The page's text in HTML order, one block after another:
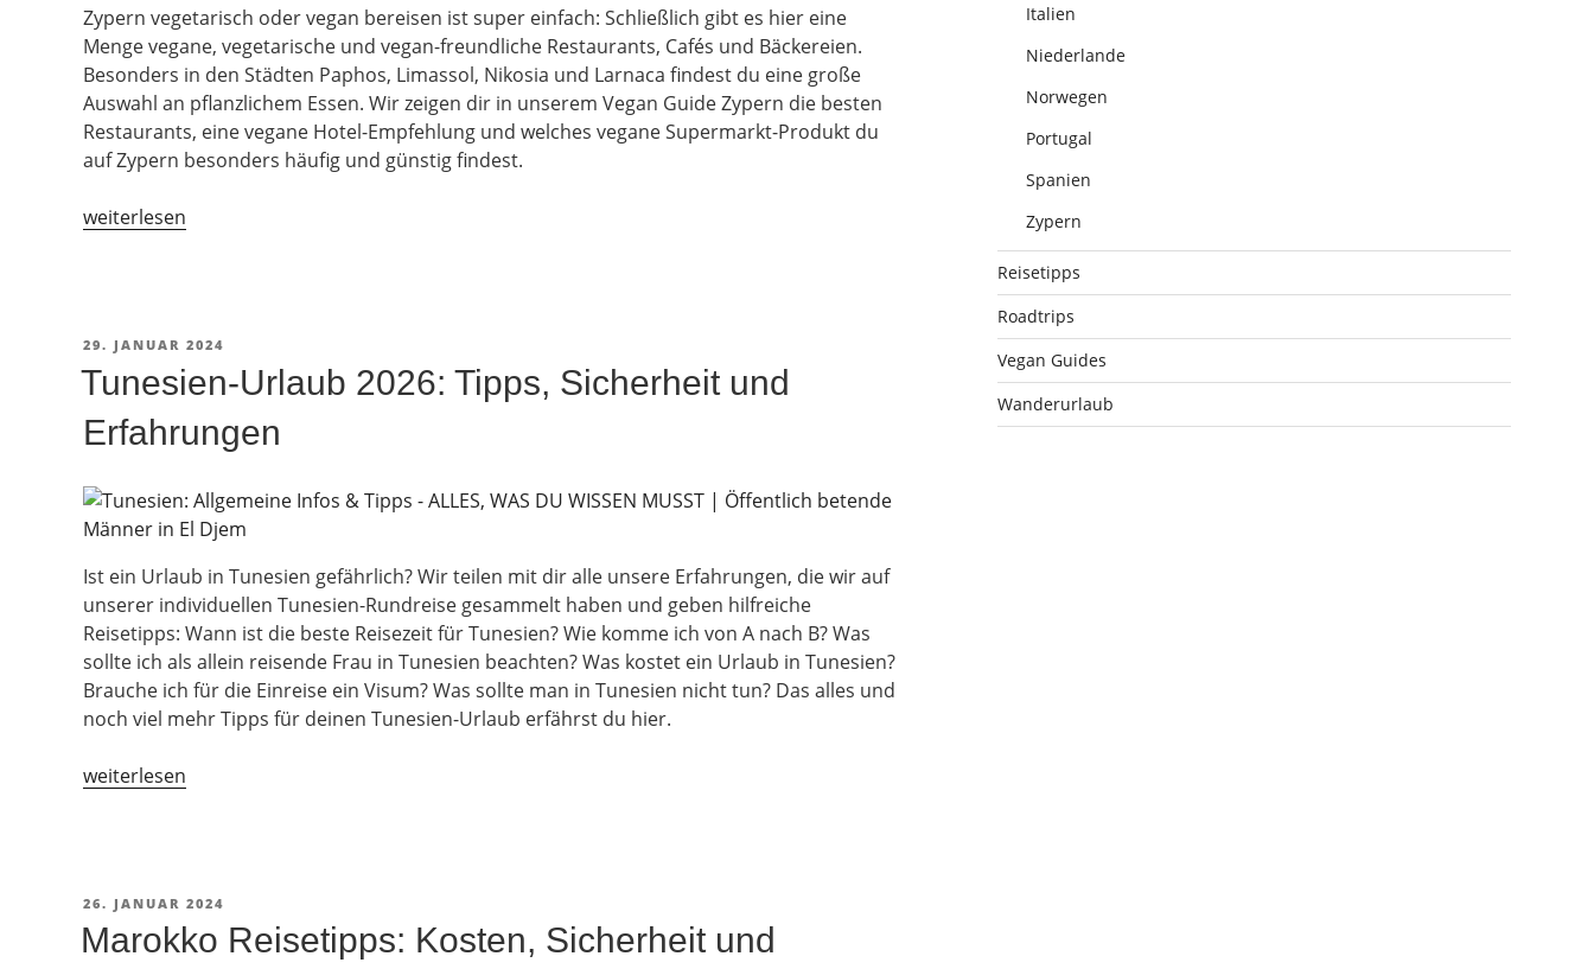
Zypern vegetarisch oder vegan bereisen ist super einfach: Schließlich gibt es hier eine
Menge vegane, vegetarische und vegan-freundliche Restaurants, Cafés und Bäckereien.
Besonders in den Städten Paphos, Limassol, Nikosia und Larnaca findest du eine große
Auswahl an pflanzlichem Essen. Wir zeigen dir in unserem Vegan Guide Zypern die besten
Restaurants, eine vegane Hotel-Empfehlung und welches vegane Supermarkt-Produkt du
auf Zypern besonders häufig und günstig findest.
„Die
(vegan
und
vegetarisch)“
weiterlesen
VERÖFFENTLICHT
29. JANUAR 2024
Tunesien-Urlaub 2026: Tipps, Sicherheit und
Erfahrungen
Ist ein Urlaub in Tunesien gefährlich? Wir teilen mit dir alle unsere Erfahrungen, die wir auf
unserer individuellen Tunesien-Rundreise gesammelt haben und geben hilfreiche
Reisetipps: Wann ist die beste Reisezeit für Tunesien? Wie komme ich von A nach B? Was
sollte ich als allein reisende Frau in Tunesien beachten? Was kostet ein Urlaub in Tunesien?
Brauche ich für die Einreise ein Visum? Was sollte man in Tunesien nicht tun? Das alles und
noch viel mehr Tipps für deinen Tunesien-Urlaub erfährst du hier.
„Tunesien-
und
Erfahrungen“
weiterlesen
VERÖFFENTLICHT
26. JANUAR 2024
Marokko Reisetipps: Kosten, Sicherheit und
Italien
Niederlande
Norwegen
Portugal
Spanien
Zypern
Reisetipps
Roadtrips
Vegan Guides
Wanderurlaub